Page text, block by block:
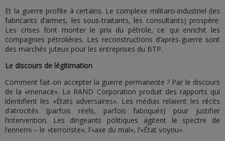
Et la guerre profite à certains. Le complexe militaro-industriel (les
fabricants d’armes, les sous-traitants, les consultants) prospère.
Les crises font monter le prix du pétrole, ce qui enrichit les
compagnies pétrolières. Les reconstructions d’après-guerre sont
des marchés juteux pour les entreprises du BTP.
Le discours de légitimation
Comment fait-on accepter la guerre permanente ? Par le discours
de la «menace». La RAND Corporation produit des rapports qui
identifient les «États adversaires». Les médias relaient les récits
d’atrocités (parfois réels, parfois fabriqués) pour justifier
l’intervention. Les dirigeants politiques agitent le spectre de
l’ennemi – le «terroriste», l’«axe du mal», l’«État voyou».